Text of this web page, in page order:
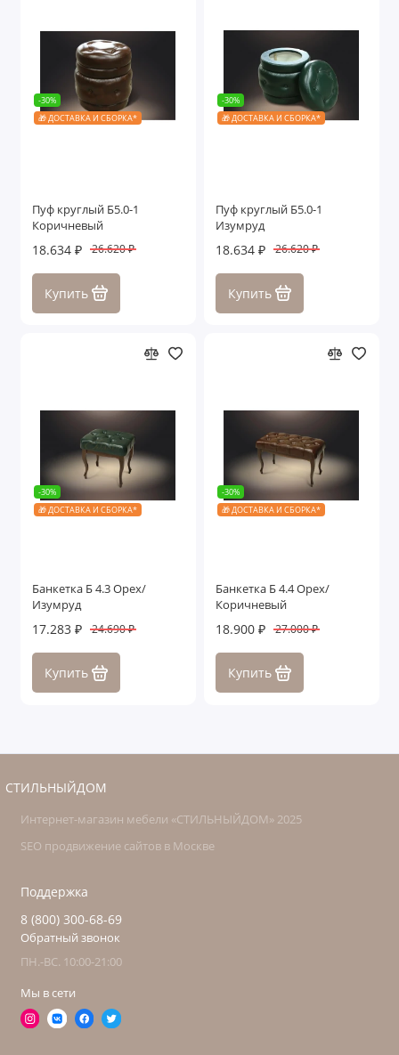
-30%
🎁 ДОСТАВКА И СБОРКА*
Пуф круглый Б5.0-1
Коричневый
18.634 ₽ 26.620 ₽
Купить
-30%
🎁 ДОСТАВКА И СБОРКА*
Пуф круглый Б5.0-1
Изумруд
18.634 ₽ 26.620 ₽
Купить
-30%
🎁 ДОСТАВКА И СБОРКА*
Банкетка Б 4.3 Орех/
Изумруд
17.283 ₽ 24.690 ₽
Купить
-30%
🎁 ДОСТАВКА И СБОРКА*
Банкетка Б 4.4 Орех/
Коричневый
18.900 ₽ 27.000 ₽
Купить
СТИЛЬНЫЙДОМ
Интернет-магазин мебели «СТИЛЬНЫЙДОМ» 2025
SEO продвижение сайтов в Москве
Поддержка
8 (800) 300-68-69
Обратный звонок
ПН.-ВС. 10:00-21:00
Мы в сети